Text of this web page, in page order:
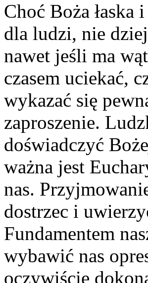
Choć Boża łaska
dla ludzi, nie
nawet jeśli ma
czasem uciekać,
wykazać się
zaproszenie.
doświadczyć
ważna jest
nas.
dostrzec i
Fundamentem
wybawić nas
oczywiście